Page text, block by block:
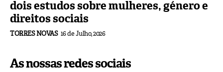
dois estudos sobre mulheres, género e
direitos sociais
TORRES NOVAS 16 de Julho, 2026
As nossas redes sociais